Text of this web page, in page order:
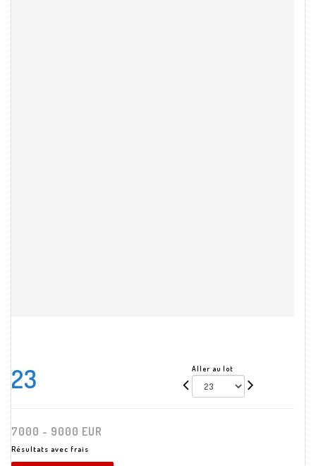
23 Aller au lot
7000 - 9000 EUR
Résultats avec frais